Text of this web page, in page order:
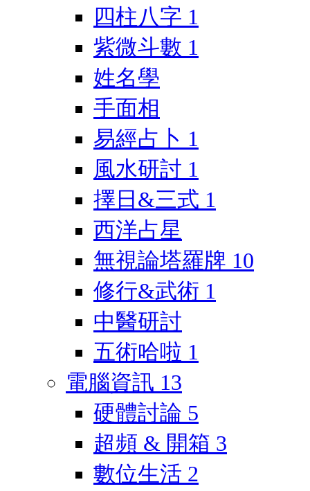
四柱八字 1
紫微斗數 1
姓名學
手面相
易經占卜 1
風水研討 1
擇日&三式 1
西洋占星
無視論塔羅牌 10
修行&武術 1
中醫研討
五術哈啦 1
電腦資訊 13
硬體討論 5
超頻 & 開箱 3
數位生活 2